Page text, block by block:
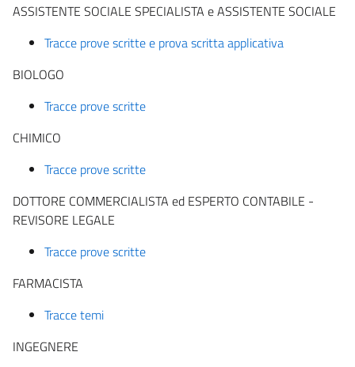
ASSISTENTE SOCIALE SPECIALISTA e ASSISTENTE SOCIALE
Tracce prove scritte e prova scritta applicativa
BIOLOGO
Tracce prove scritte
CHIMICO
Tracce prove scritte
DOTTORE COMMERCIALISTA ed ESPERTO CONTABILE -
REVISORE LEGALE
Tracce prove scritte
FARMACISTA
Tracce temi
INGEGNERE